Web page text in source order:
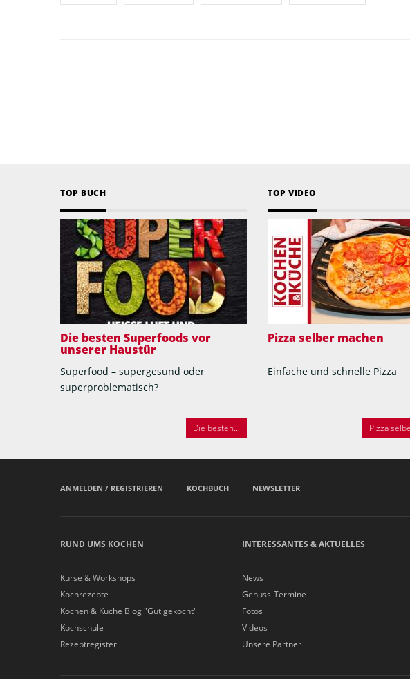
TOP BUCH
Die besten Superfoods vor
unserer Haustür
Superfood – supergesund oder
superproblematisch?
Die besten...
TOP VIDEO
Pizza selber machen
Einfache und schnelle Pizza
Pizza
ANMELDEN / REGISTRIEREN KOCHBUCH NEWSLETTER
RUND UMS KOCHEN
Kurse & Workshops
Kochrezepte
Kochen & Küche Blog "Gut gekocht"
Kochschule
Rezeptregister
INTERESSANTES & AKTUELLES
News
Genuss-Termine
Fotos
Videos
Unsere Partner